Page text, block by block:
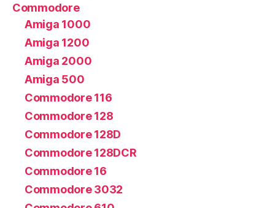
Commodore
Amiga 1000
Amiga 1200
Amiga 2000
Amiga 500
Commodore 116
Commodore 128
Commodore 128D
Commodore 128DCR
Commodore 16
Commodore 3032